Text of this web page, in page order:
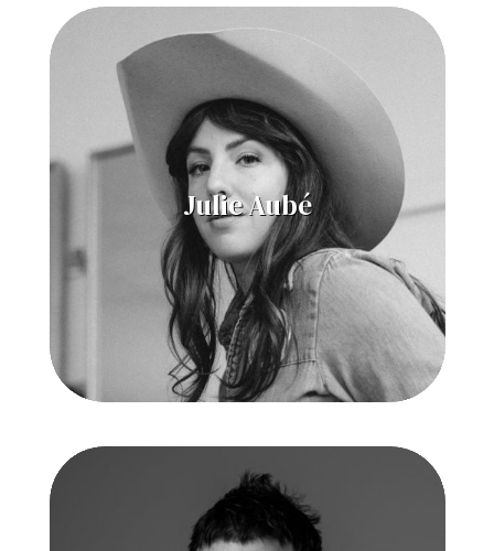
Julie Aubé